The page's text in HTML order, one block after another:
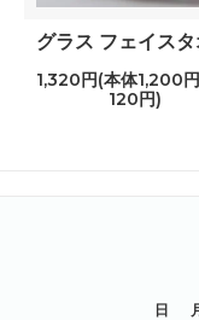
グラス フェイス
1,320円(本体1,200
120円)
日